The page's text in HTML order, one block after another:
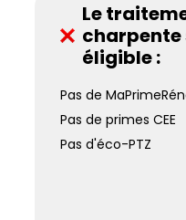
Le
charpente
éligible :
Pas de
Pas de primes CEE
Pas d'éco-PTZ